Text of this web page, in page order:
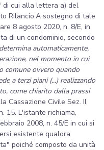
di cui alla lettera a) del
Rilancio.A sostegno di tale
8 agosto 2020, n. 8/E, in
di un condominio, secondo
automaticamente,
nel momento in cui
comune ovvero quando
a terzi piani (...) realizzando
come chiarito dalla prassi
Cassazione Civile Sez. II,
15. L'istante richiama,
2008, n. 45/E in cui si
esistente qualora
poiché composto da unità